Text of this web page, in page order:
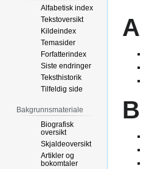
A
B
Alfabetisk index
Tekstoversikt
Kildeindex
Temasider
Forfatterindex
Siste endringer
Teksthistorik
Tilfeldig side
Bakgrunnsmateriale
Biografisk
oversikt
Skjaldeoversikt
Artikler og
bokomtaler